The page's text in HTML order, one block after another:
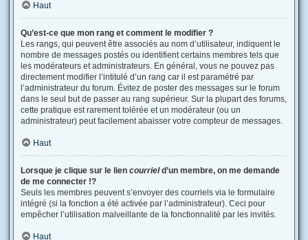
Haut
Qu’est-ce que mon rang et comment le modifier ?
Les rangs, qui peuvent être associés au nom d’utilisateur, indiquent le
nombre de messages postés ou identifient certains membres tels que
les modérateurs et administrateurs. En général, vous ne pouvez pas
directement modifier l’intitulé d’un rang car il est paramétré par
l’administrateur du forum. Évitez de poster des messages sur le forum
dans le seul but de passer au rang supérieur. Sur la plupart des forums,
cette pratique est rarement tolérée et un modérateur (ou un
administrateur) peut facilement abaisser votre compteur de messages.
Haut
Lorsque je clique sur le lien courrield’un membre, on me demande
de me connecter !?
Seuls les membres peuvent s’envoyer des courriels via le formulaire
intégré (si la fonction a été activée par l’administrateur). Ceci pour
empêcher l’utilisation malveillante de la fonctionnalité par les invités.
Haut